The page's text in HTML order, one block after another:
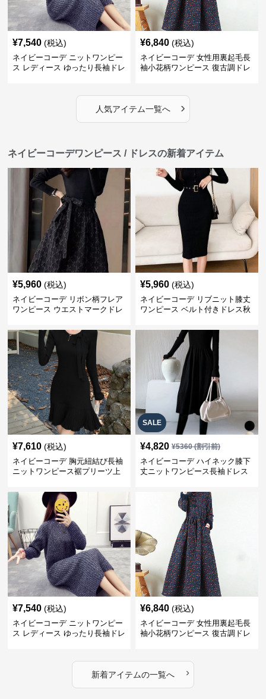
¥7,540 (税込)
ネイビーコーデ ニットワンピー
ス レディース ゆったり長袖ドレ
¥6,840 (税込)
ネイビーコーデ 女性用裏起毛長
袖小花柄ワンピース 復古調ドレ
人気アイテム一覧へ ›
ネイビーコーデワンピース / ドレスの新着アイテム
¥5,960 (税込)
ネイビーコーデ リボン柄フレア
ワンピース ウエストマークドレ
¥5,960 (税込)
ネイビーコーデ リブニット膝丈
ワンピース ベルト付きドレス秋
¥7,610 (税込)
ネイビーコーデ 胸元紐結び長袖
ニットワンピース裾プリーツ上
SALE
¥4,820 ¥5360(割引前)
ネイビーコーデ ハイネック膝下
丈ニットワンピース長袖ドレス
¥7,540 (税込)
ネイビーコーデ ニットワンピー
ス レディース ゆったり長袖ドレ
¥6,840 (税込)
ネイビーコーデ 女性用裏起毛長
袖小花柄ワンピース 復古調ドレ
新着アイテムの一覧へ ›